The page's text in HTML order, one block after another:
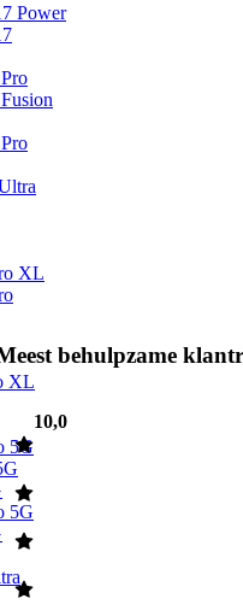
Power
XL
XL
5G
5G
behulpzame
10,0